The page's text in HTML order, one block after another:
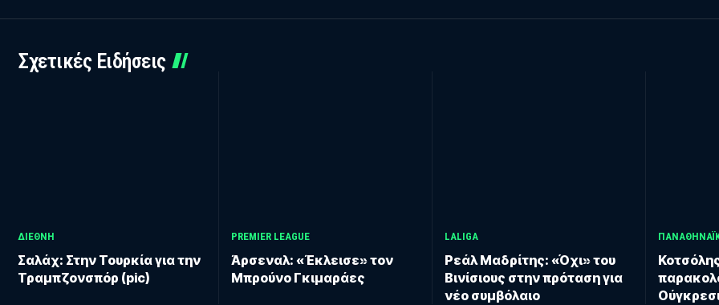
Σχετικές Ειδήσεις
ΔΙΕΘΝΗ
Σαλάχ: Στην Τουρκία για την
Τραμπζονσπόρ (pic)
PREMIER LEAGUE
Άρσεναλ: «Έκλεισε» τον
Μπρούνο Γκιμαράες
LALIGA
Ρεάλ Μαδρίτης: «Όχι» του
Βινίσιους στην πρόταση για
νέο συμβόλαιο